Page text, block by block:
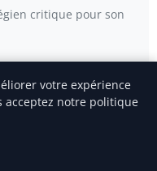
critique pour son
votre expérience
acceptez notre politique